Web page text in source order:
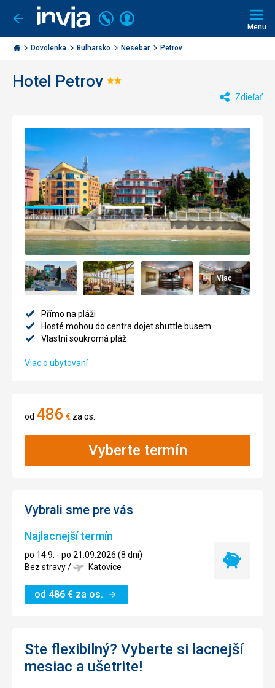
Ísť
späť
Invia.sk
Volajte
+421
2
3221
Prihlásiť
Menu
Dovolenka Bulharsko Nesebar Petrov
Hotel Petrov Hodnotenie:
Zdieľať
Viac
Přímo na pláži
Hosté mohou do centra dojet shuttle busem
Vlastní soukromá pláž
Viac o ubytovaní
od 486 € za os.
Vyberte termín
Vybrali sme pre vás
Najlacnejší termín
po 14.9. - po 21.09.2026 (8 dní)
Bez stravy/ Katovice
od 486 € za os.
Najlacnejší
Ste flexibilný? Vyberte si lacnejší
mesiac a ušetrite!